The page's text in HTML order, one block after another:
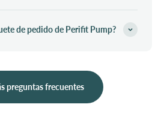
de pedido de Perifit Pump?
preguntas frecuentes